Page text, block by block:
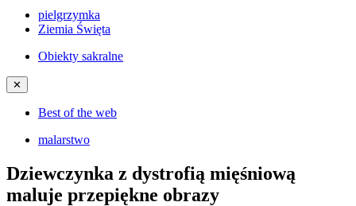
pielgrzymka
Ziemia Święta
Obiekty sakralne
✕
Best of the web
malarstwo
Dziewczynka z dystrofią mięśniową
maluje przepiękne obrazy